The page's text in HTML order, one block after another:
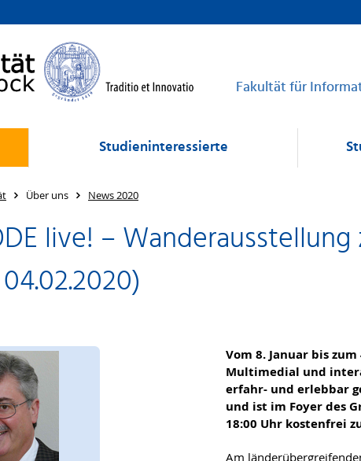
Fakultät für
Studieninteressierte
Über uns News 2020
live! –
Vom 8. Januar bis
Multimedial und
erfahr- und erlebbar
und ist im Foyer des
18:00 Uhr kostenfrei
Am